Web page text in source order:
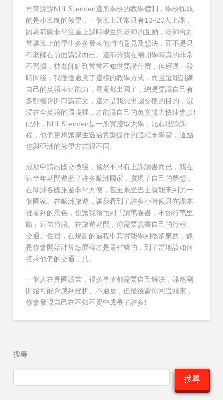
再來說說NHL Stenden這所學校的教學體制，學校採取
的是小班制的教學，一個班上通常只有10~20人上課，
因為荷蘭非常注重上課時學生與老師的互動，老師會經
常讓班上的學生多多發表他們的意見及想法，而不是只
有老師在前面講課而已。這部分我在剛開學時真的非常
不習慣，被老師點到常常不知道要講什麼，但經過一段
時間後，我慢慢適應了這樣的教學方式，而且還能訓練
自己的英語表達能力，畢竟都出國了，總是要讓自己有
多點機會開口講英文，這才是我想出國交換的目的，沉
浸在全英語的環境裡，才能讓自己的英文能力快速進步!
此外，NHL Stenden是一所實踐型大學，比起理論課
程，他們更想讓學生透過實際操作的過程來學習，這點
也與亞洲的教學方式很不同。
成功申請出國交換後，當然不只有上課讀書而已，我在
這半年期間遊歷了許多歐洲國家，實現了自己的夢想，
在歐洲各國旅遊非常方便，甚至乘坐巴士就能來到另一
個國家。在歐洲旅遊，讓我看到了許多小時候只在課本
裡看到的景色，也讓我領悟到「讀萬卷書，不如行萬里
路」這句俗語。在旅遊期間，你需要規畫自己的行程、
交通、住宿，在規劃的過程中其實能學到很多東西，像
是你會開始計算怎麼樣才是最省錢的，到了當地該如何
搭乘他們的交通工具。
一個人在異國讀書，很多事情都需要自己解決，雖然剛
開始可能會感到挫折、不適應，但最後當你回過頭來，
你會發現自己在不知不覺中成長了許多!
搜尋
搜尋